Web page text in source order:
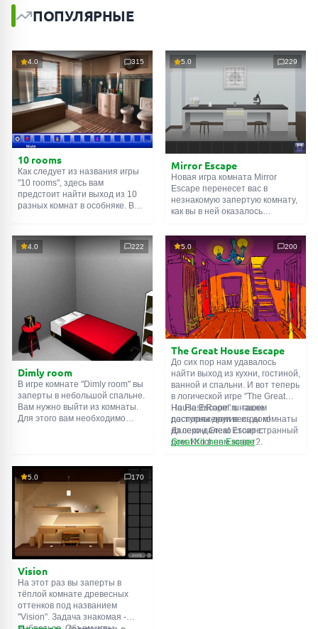
ПОПУЛЯРНЫЕ
4.0 315
10 rooms
Как следует из названия игры
"10 rooms", здесь вам
предстоит найти выход из 10
разных комнат в особняке. В
их, чтобы выйти. Выход из
одной комнаты является
5.0 229
Mirror Escape
Новая игра комната Mirror
Escape перенесет вас в
незнакомую запертую комнату,
как вы в ней оказалось
смекалки попробуйте решить
все, приготовленные авторами
для вас, головоломки и найти
выход на свободу.
Внимательно осмотрите
помещение, возможно вы
сможете найти какие-нибудь
подсказки. Желаем удачи!
4.0 222
Dimly room
В игре комнате "Dimly room" вы
заперты в небольшой спальне.
Вам нужно выйти из комнаты.
Для этого вам необходимо
5.0 200
The Great House Escape
До сих пор нам удавалось
найти выход из кухни, гостиной,
ванной и спальни. И вот теперь
в логической игре "The Great
House Escape" в нашем
распоряжении весь дом!
Далеко-далеко стоит странный
дом. Кто в нем живет?
На FlashRoom.ru также
доступны другие игры комнаты
из серии Great Escape:
Great Kitchen Escape
5.0 170
Vision
На этот раз вы заперты в
тёплой комнате древесных
оттенков под названием
"Vision". Задача знакомая -